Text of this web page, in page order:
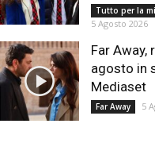
Tutto per la
5 Agosto 2026
Far Away,
agosto in
Mediaset
Far Away 5